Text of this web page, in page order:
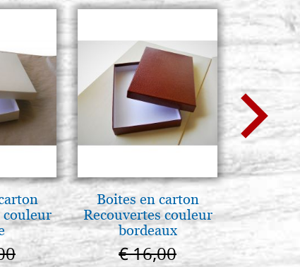
couleur
Boites en carton
Recouvertes couleur
bordeaux
€ 16,00
Arte
€